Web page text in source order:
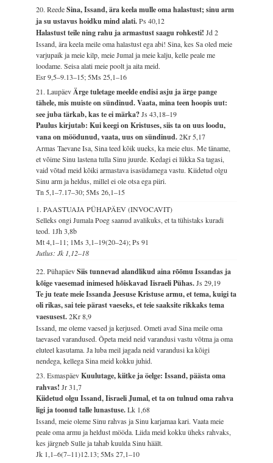
20. ReedeSina, Issand, ära keela mulle oma halastust; sinu arm
ja su ustavus hoidku mind alati.Ps 40,12
Halastust teile ning rahu ja armastust saagu rohkesti!Jd 2
Issand, ära keela meile oma halastust ega abi! Sina, kes Sa oled meie
varjupaik ja meie kilp, meie Jumal ja meie kalju, kelle peale me
loodame. Seisa alati meie poolt ja aita meid.
Esr 9,5–9.13–15; 5Ms 25,1–16
21. Laupäev Ärge tuletage meelde endisi asju ja ärge pange
tähele, mis muiste on sündinud. Vaata, mina teen hoopis uut:
see juba tärkab, kas te ei märka?Js 43,18–19
Paulus kirjutab: Kui keegi on Kristuses, siis ta on uus loodu,
vana on möödunud, vaata, uus on sündinud.2Kr 5,17
Armas Taevane Isa, Sina teed kõik uueks, ka meie elus. Me täname,
et võime Sinu lastena tulla Sinu juurde. Kedagi ei lükka Sa tagasi,
vaid võtad meid kõiki armastava isasüdamega vastu. Kiidetud olgu
Sinu arm ja heldus, millel ei ole otsa ega piiri.
Tn 5,1–7.17–30; 5Ms 26,1–15
1. PAASTUAJA PÜHAPÄEV (INVOCAVIT)
Selleks ongi Jumala Poeg saanud avalikuks, et ta tühistaks kuradi
teod. 1Jh 3,8b
Mt 4,1–11; 1Ms 3,1–19(20–24); Ps 91
Jutlus: Jk 1,12–18
22. PühapäevSiis tunnevad alandlikud aina rõõmu Issandas ja
kõige vaesemad inimesed hõiskavad Iisraeli Pühas.Js 29,19
Te ju teate meie Issanda Jeesuse Kristuse armu, et tema, kuigi ta
oli rikas, sai teie pärast vaeseks, et teie saaksite rikkaks tema
vaesusest.2Kr 8,9
Issand, me oleme vaesed ja kerjused. Ometi avad Sina meile oma
taevased varandused. Õpeta meid neid varandusi vastu võtma ja oma
eluteel kasutama. Ja luba meil jagada neid varandusi ka kõigi
nendega, kellega Sina meid kokku juhid.
23. EsmaspäevKuulutage, kiitke ja öelge: Issand, päästa oma
rahvas!Jr 31,7
Kiidetud olgu Issand, Iisraeli Jumal, et ta on tulnud oma rahva
ligi ja toonud talle lunastuse.Lk 1,68
Issand, meie oleme Sinu rahvas ja Sinu karjamaa kari. Vaata meie
peale oma armu ja heldust mööda. Liida meid kokku üheks rahvaks,
kes järgneb Sulle ja tahab kuulda Sinu häält.
Jk 1,1–6(7–11)12.13; 5Ms 27,1–10